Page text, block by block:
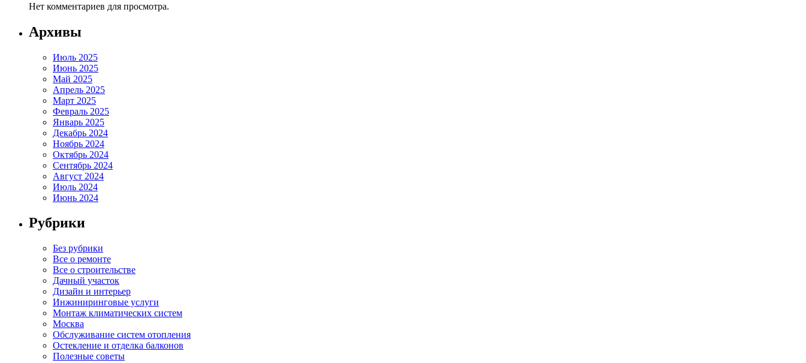
Нет комментариев для просмотра.
Архивы
Июль 2025
Июнь 2025
Май 2025
Апрель 2025
Март 2025
Февраль 2025
Январь 2025
Декабрь 2024
Ноябрь 2024
Октябрь 2024
Сентябрь 2024
Август 2024
Июль 2024
Июнь 2024
Рубрики
Без рубрики
Все о ремонте
Все о строительстве
Дачный участок
Дизайн и интерьер
Инжиниринговые услуги
Монтаж климатических систем
Москва
Обслуживание систем отопления
Остекление и отделка балконов
Полезные советы